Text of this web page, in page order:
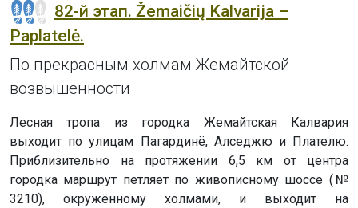
82-й этап. Žemaičių Kalvarija –
Paplatelė.
По прекрасным холмам Жемайтской
возвышенности
Лесная тропа из городка Жемайтская Калвария
выходит по улицам Пагардинё, Алседжю и Плателю.
Приблизительно на протяжении 6,5 км от центра
городка маршрут петляет по живописному шоссе (№
3210), окружённому холмами, и выходит на